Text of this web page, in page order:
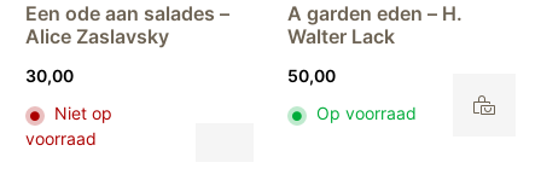
Een ode aan salades –
Alice Zaslavsky
30,00
Niet op
voorraad
A garden eden – H.
Walter Lack
50,00
Op voorraad